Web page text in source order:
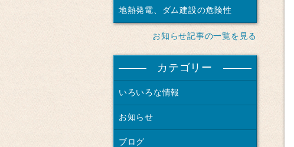
地熱発電、ダム建設の危険性
お知らせ記事の一覧を見る
カテゴリー
いろいろな情報
お知らせ
ブログ